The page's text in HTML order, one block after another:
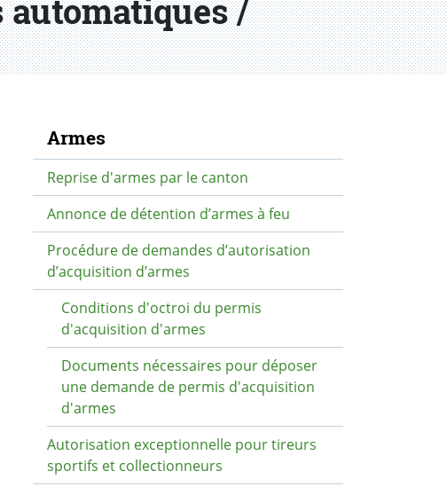
/
Navigation secondaire
Armes
Reprise d'armes par le canton
Annonce de détention d’armes à feu
Procédure de demandes d’autorisation
d’acquisition d’armes
Conditions d'octroi du permis
d'acquisition d'armes
Documents nécessaires pour déposer
une demande de permis d'acquisition
d'armes
Autorisation exceptionnelle pour tireurs
sportifs et collectionneurs